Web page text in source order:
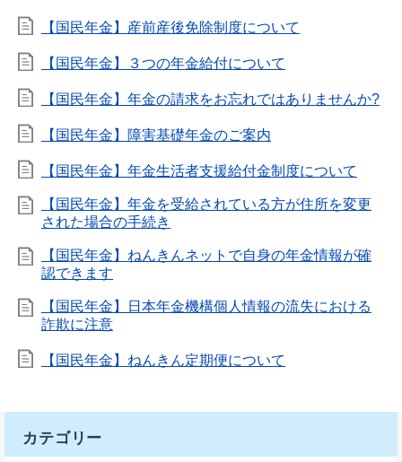
【国民年金】産前産後免除制度について
【国民年金】３つの年金給付について
【国民年金】年金の請求をお忘れではありませんか?
【国民年金】障害基礎年金のご案内
【国民年金】年金生活者支援給付金制度について
【国民年金】年金を受給されている方が住所を変更
された場合の手続き
【国民年金】ねんきんネットで自身の年金情報が確
認できます
【国民年金】日本年金機構個人情報の流失における
詐欺に注意
【国民年金】ねんきん定期便について
カテゴリー